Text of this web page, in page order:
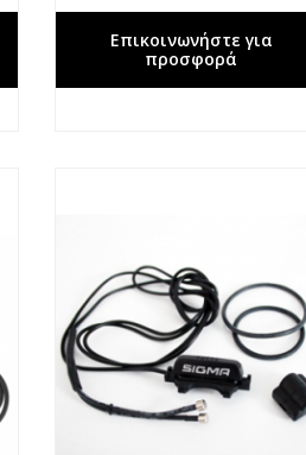
Επικοινωνήστε για
προσφορά